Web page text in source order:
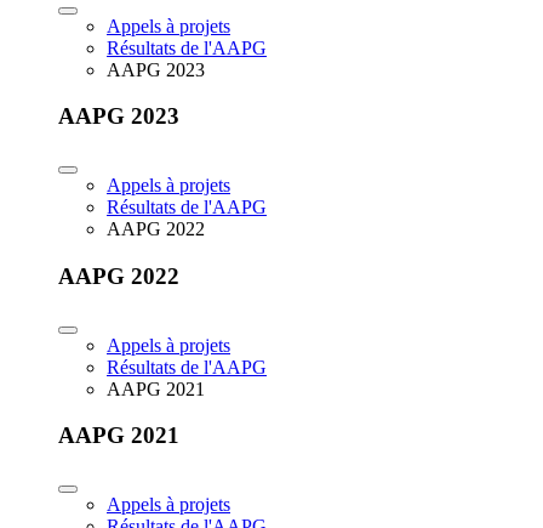
Appels à projets
Résultats de l'AAPG
AAPG 2023
AAPG 2023
Appels à projets
Résultats de l'AAPG
AAPG 2022
AAPG 2022
Appels à projets
Résultats de l'AAPG
AAPG 2021
AAPG 2021
Appels à projets